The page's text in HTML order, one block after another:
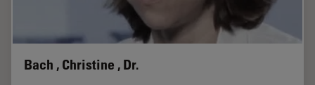
Bach , Christine , Dr.